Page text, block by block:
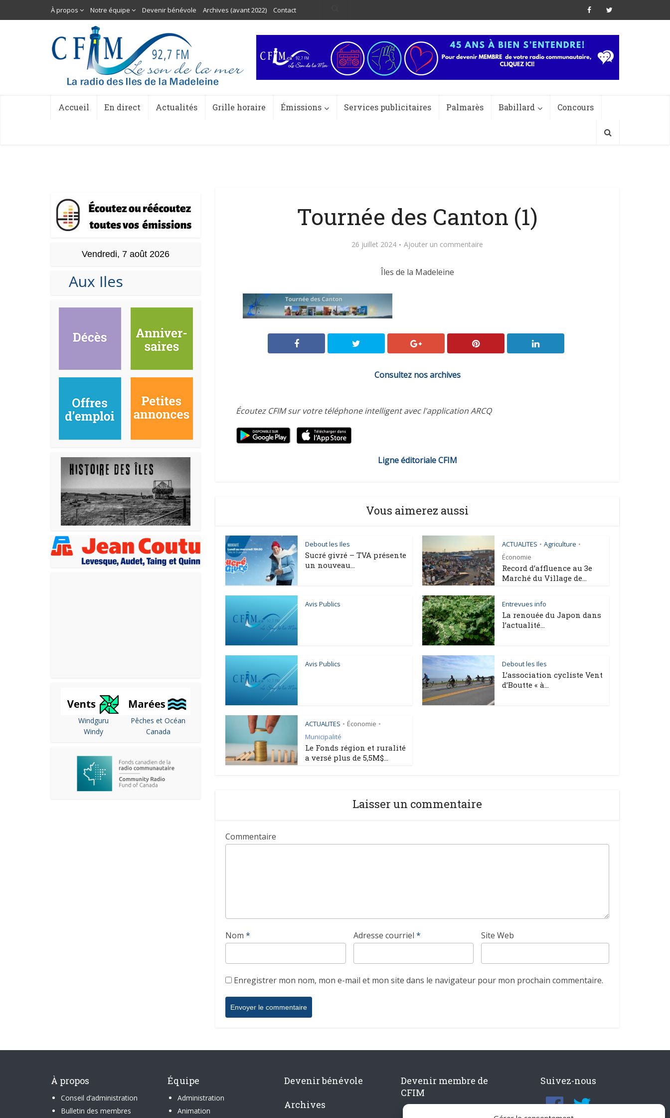
À propos Notre équipe Devenir bénévole Archives (avant 2022) Contact
Accueil En direct Actualités Grille horaire Émissions Services publicitaires Palmarès Babillard Concours
Vendredi, 7 août 2026
Aux Iles
Windguru
Windy
Pêches et Océan
Canada
Tournée des Canton (1)
26 juillet 2024 Ajouter un commentaire
Îles de la Madeleine
Consultez nos archives
Écoutez CFIM sur votre téléphone intelligent avec l'application ARCQ
Ligne éditoriale CFIM
Vous aimerez aussi
Debout les Iles
Sucré givré – TVA présente
un nouveau...
ACTUALITES • Agriculture •
Économie
Record d’affluence au 3e
Marché du Village de...
Avis Publics Entrevues info
La renouée du Japon dans
l’actualité...
Avis Publics Debout les Iles
L’association cycliste Vent
d’Boutte « à...
ACTUALITES • Économie •
Municipalité
Le Fonds région et ruralité
a versé plus de 5,5M$...
Laisser un commentaire
Commentaire
Nom * Adresse courriel * Site Web
Enregistrer mon nom, mon e-mail et mon site dans le navigateur pour mon prochain commentaire.
À propos
Conseil d’administration
Bulletin des membres
Équipe
Administration
Animation
Devenir bénévole
Archives
Devenir membre de
CFIM
Suivez-nous